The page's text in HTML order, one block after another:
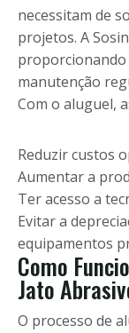
necessitam de
projetos. A
proporcionando
manutenção
Com o aluguel,
Reduzir custos
Aumentar a
Ter acesso a
Evitar a
equipamentos
Como
Jato
O processo de